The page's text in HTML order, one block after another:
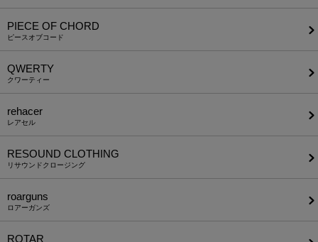
PIECE OF CHORD
ピースオブコード
QWERTY
クワーティー
rehacer
レアセル
RESOUND CLOTHING
リサウンドクロージング
roarguns
ロアーガンズ
ROTAR